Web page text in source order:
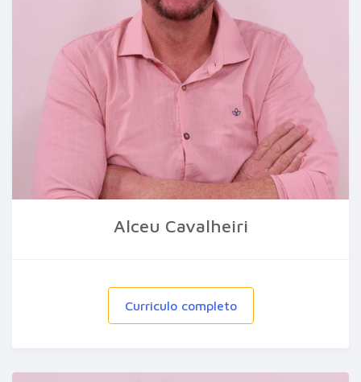
Alceu Cavalheiri
Curriculo completo